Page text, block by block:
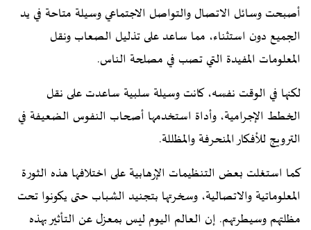
أصبحت وسائل الاتصال والتواصل الاجتماعي وسيلة متاحة في يد
الجميع دون استثناء، مما ساعد على تذليل الصعاب ونقل
المعلومات المفيدة التي تصب في مصلحة الناس.
لكنها في الوقت نفسه، كانت وسيلة سلبية ساعدت على نقل
الخطط الإجرامية، وأداة استخدمها أصحاب النفوس الضعيفة في
الترويج للأفكار المنحرفة والمظللة.
كما استغلت بعض التنظيمات الإرهابية على اختلافها هذه الثورة
المعلوماتية والاتصالية، وسخرتها بتجنيد الشباب حتى يكونوا تحت
مظلتهم وسيطرتهم. إن العالم اليوم ليس بمعزل عن التأثير بهذه